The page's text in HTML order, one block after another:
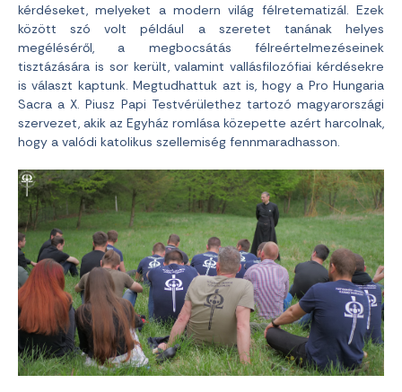
kérdéseket, melyeket a modern világ félretematizál. Ezek
között szó volt például a szeretet tanának helyes
megéléséről, a megbocsátás félreértelmezéseinek
tisztázására is sor került, valamint vallásfilozófiai kérdésekre
is választ kaptunk. Megtudhattuk azt is, hogy a Pro Hungaria
Sacra a X. Piusz Papi Testvérülethez tartozó magyarországi
szervezet, akik az Egyház romlása közepette azért harcolnak,
hogy a valódi katolikus szellemiség fennmaradhasson.